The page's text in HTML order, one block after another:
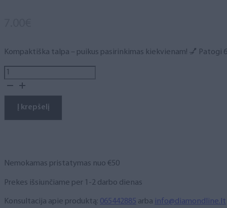
Kompaktiška talpa – puikus pasirinkimas kiekvienam! 💅
produkto
kiekis:
gelinis
lakas,
Į krepšelį
Nemokamas pristatymas nuo €50
Prekes išsiunčiame per 1-2 darbo dienas
Konsultacija apie produktą: 065442885 arba info@diamondline.lt